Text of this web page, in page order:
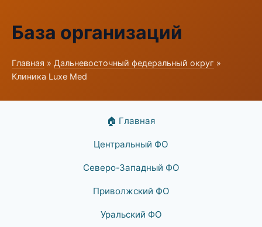
База организаций
Главная » Дальневосточный федеральный округ »
Клиника Luxe Med
🏠 Главная
Центральный ФО
Северо-Западный ФО
Приволжский ФО
Уральский ФО